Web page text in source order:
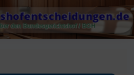
den Bundesgerichtshof / BGH